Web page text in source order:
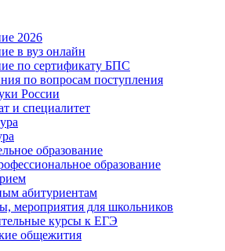
2026
в вуз онлайн
по сертификату БПС
по вопросам поступления
России
и специалитет
образование
образование
абитуриентам
мероприятия для школьников
курсы к ЕГЭ
общежития